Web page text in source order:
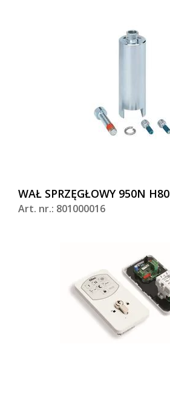
WAŁ SPRZĘGŁOWY 950N H80
Art. nr.: 801000016